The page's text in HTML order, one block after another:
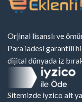
Orjinal lisanslı ve
Para iadesi garantili
dijital dünyada iz
Sitemizde iyzico alt